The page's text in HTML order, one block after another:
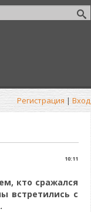
Регистрация | Вход
10:11
кто сражался
встретились с